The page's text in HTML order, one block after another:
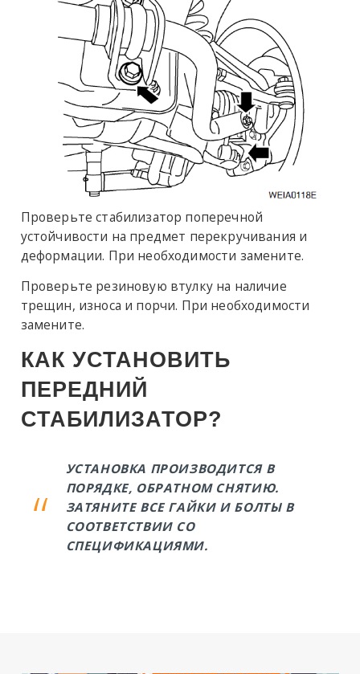
Проверьте стабилизатор поперечной
устойчивости на предмет перекручивания и
деформации. При необходимости замените.
Проверьте резиновую втулку на наличие
трещин, износа и порчи. При необходимости
замените.
КАК УСТАНОВИТЬ
ПЕРЕДНИЙ
СТАБИЛИЗАТОР?
УСТАНОВКА ПРОИЗВОДИТСЯ В
ПОРЯДКЕ, ОБРАТНОМ СНЯТИЮ.
ЗАТЯНИТЕ ВСЕ ГАЙКИ И БОЛТЫ В
СООТВЕТСТВИИ СО
СПЕЦИФИКАЦИЯМИ.